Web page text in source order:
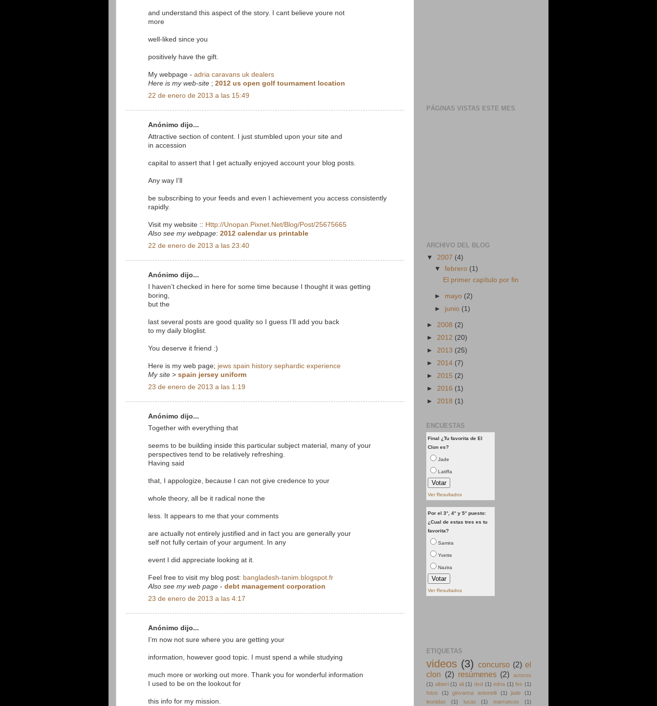
and understand this aspect of the story. I cant believe youre not
more
well-liked since you
positively have the gift.
My webpage - adria caravans uk dealers
Here is my web-site ; 2012 us open golf tournament location
22 de enero de 2013 a las 15:49
Anónimo dijo...
Attractive section of content. I just stumbled upon your site and
in accession
capital to assert that I get actually enjoyed account your blog posts.
Any way I’ll
be subscribing to your feeds and even I achievement you access consistently
rapidly.
Visit my website :: Http://Unopan.Pixnet.Net/Blog/Post/25675665
Also see my webpage: 2012 calendar us printable
22 de enero de 2013 a las 23:40
Anónimo dijo...
I haven’t checked in here for some time because I thought it was getting
boring,
but the
last several posts are good quality so I guess I’ll add you back
to my daily bloglist.
You deserve it friend :)
Here is my web page; jews spain history sephardic experience
My site > spain jersey uniform
23 de enero de 2013 a las 1:19
Anónimo dijo...
Together with everything that
seems to be building inside this particular subject material, many of your
perspectives tend to be relatively refreshing.
Having said
that, I appologize, because I can not give credence to your
whole theory, all be it radical none the
less. It appears to me that your comments
are actually not entirely justified and in fact you are generally your
self not fully certain of your argument. In any
event I did appreciate looking at it.
Feel free to visit my blog post: bangladesh-tanim.blogspot.fr
Also see my web page - debt management corporation
23 de enero de 2013 a las 4:17
Anónimo dijo...
I’m now not sure where you are getting your
information, however good topic. I must spend a while studying
much more or working out more. Thank you for wonderful information
I used to be on the lookout for
this info for my mission.
PÁGINAS VISTAS ESTE MES
ARCHIVO DEL BLOG
▼ 2007 (4)
▼febrero (1)
El primer capítulo por fin
► mayo (2)
► junio (1)
► 2008 (2)
► 2012 (20)
► 2013 (25)
► 2014 (7)
► 2015 (2)
► 2016 (1)
► 2018 (1)
ENCUESTAS
Final ¿Tu favorita de El
Clon es?
Jade
Latiffa
Ver Resultados
Por el 3°, 4° y 5° puesto:
¿Cual de estas tres es tu
favorita?
Samira
Yvette
Nazira
Ver Resultados
ETIQUETAS
videos (3) concurso (2) el
clon (2) resúmenes (2)
actores
(1) albieri (1) ali (1) dvd (1) edna (1) fes (1)
fotos
(1) giovanna antonelli (1) jade
(1)
leonidas
(1) lucas (1) marruecos (1)